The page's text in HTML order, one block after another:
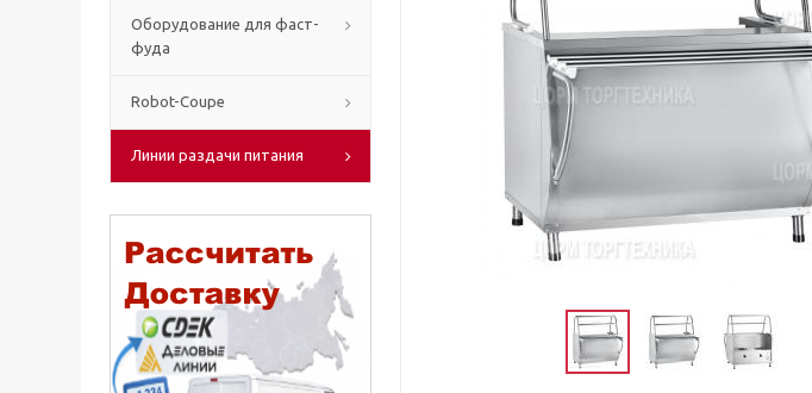
Оборудование для фаст-
фуда
Robot-Coupe
Линии раздачи питания